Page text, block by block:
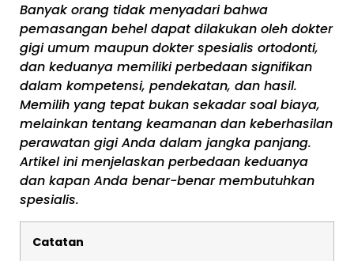
Banyak orang tidak menyadari bahwa
pemasangan behel dapat dilakukan oleh dokter
gigi umum maupun dokter spesialis ortodonti,
dan keduanya memiliki perbedaan signifikan
dalam kompetensi, pendekatan, dan hasil.
Memilih yang tepat bukan sekadar soal biaya,
melainkan tentang keamanan dan keberhasilan
perawatan gigi Anda dalam jangka panjang.
Artikel ini menjelaskan perbedaan keduanya
dan kapan Anda benar-benar membutuhkan
spesialis.
Catatan